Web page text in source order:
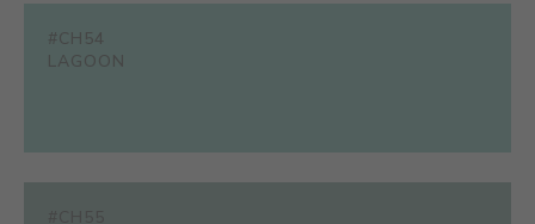
#CH54
LAGOON